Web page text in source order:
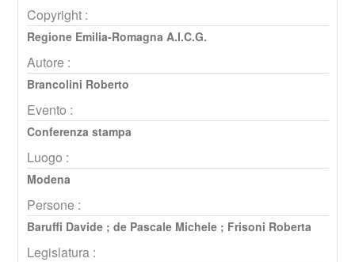
Copyright :
Regione Emilia-Romagna A.I.C.G.
Autore :
Brancolini Roberto
Evento :
Conferenza stampa
Luogo :
Modena
Persone :
Baruffi Davide; de Pascale Michele; Frisoni Roberta
Legislatura :